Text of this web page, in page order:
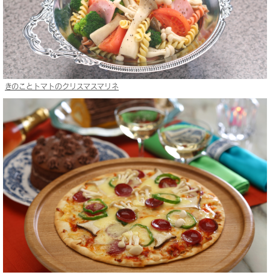
きのことトマトのクリスマスマリネ